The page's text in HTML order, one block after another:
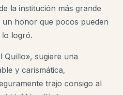
la institución más grande
honor que pocos pueden
logró.
Quillo», sugiere una
y carismática,
trajo consigo al